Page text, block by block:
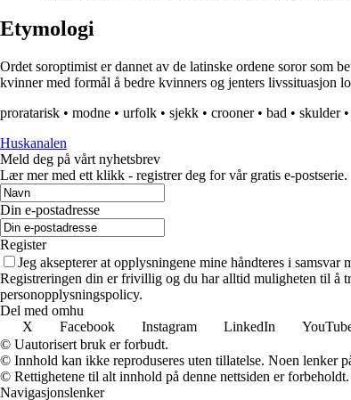
Etymologi
Ordet soroptimist er dannet av de latinske ordene soror som
kvinner med formål å bedre kvinners og jenters livssituasjon
proratarisk • modne • urfolk • sjekk • crooner• bad • skulder•
Huskanalen
Meld deg på vårt nyhetsbrev
Lær mer med ett klikk - registrer deg for vår gratis e-postserie.
Din e-postadresse
Register
Jeg aksepterer at opplysningene mine håndteres i samsvar
Registreringen din er frivillig og du har alltid muligheten til å
personopplysningspolicy.
Del med omhu
X
Facebook Instagram LinkedIn
© Uautorisert bruk er forbudt.
© Innhold kan ikke reproduseres uten tillatelse. Noen lenker
© Rettighetene til alt innhold på denne nettsiden er
Navigasjonslenker